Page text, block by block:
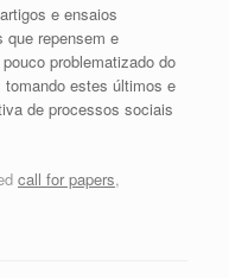
e ensaios
que repensem e
problematizado do
estes últimos e
de processos sociais
call for papers,